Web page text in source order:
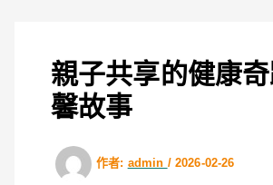
親子共享的健康
馨故事
作者: admin / 2026-02-26